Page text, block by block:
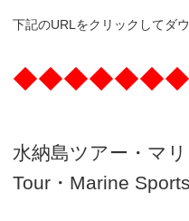
下記のURLをクリックしてダ
水納島ツアー・マ
Tour・Marine